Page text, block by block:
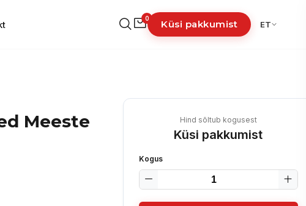
0
Küsi pakkumist ET
Meeste
Hind sõltub kogusest
Küsi pakkumist
Kogus